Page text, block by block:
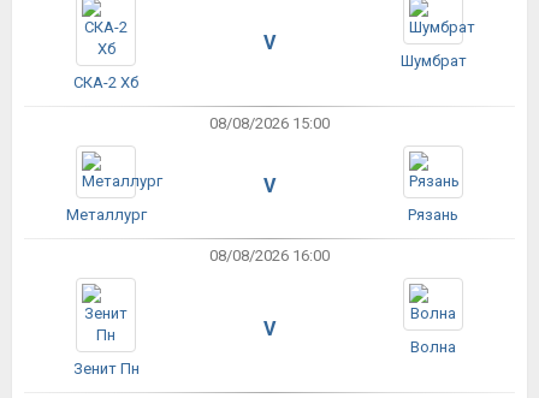
СКА-2 Хб
V
Шумбрат
08/08/2026 15:00
Металлург
V
Рязань
08/08/2026 16:00
Зенит Пн
V
Волна